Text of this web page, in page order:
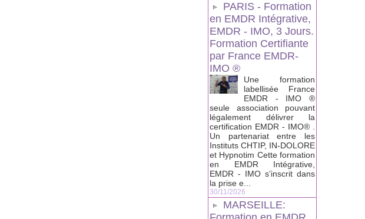
PARIS - Formation
en EMDR Intégrative,
EMDR - IMO, 3 Jours.
Formation Certifiante
par France EMDR-
IMO ®
Une formation
labellisée France
EMDR - IMO ®
seule association pouvant
légalement délivrer la
certification EMDR - IMO® .
Un partenariat entre les
Instituts CHTIP, IN-DOLORE
et Hypnotim Cette formation
en EMDR Intégrative,
EMDR - IMO s’inscrit dans
la prise e...
30/11/2026
MARSEILLE: